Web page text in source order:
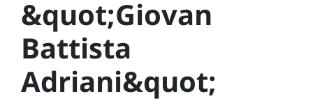
&quot;Giovan
Battista
Adriani&quot;